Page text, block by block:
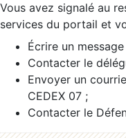
Vous avez signalé au
services du portail et
Écrire un
Contacter le
Envoyer un
CEDEX 07 ;
Contacter le